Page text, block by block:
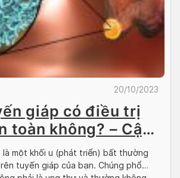
20/10/2023
giáp có điều trị
toàn không? – Cập
là một khối u (phát triển) bất thường
tuyến giáp của bạn. Chúng phổ